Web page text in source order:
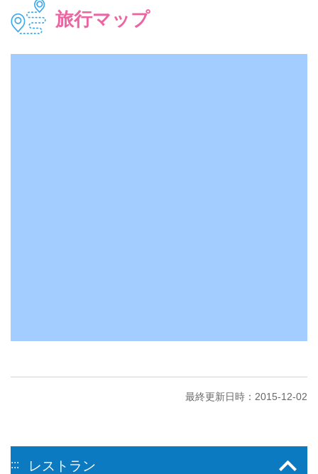
旅行マップ
最終更新日時：2015-12-02
::: レストラン